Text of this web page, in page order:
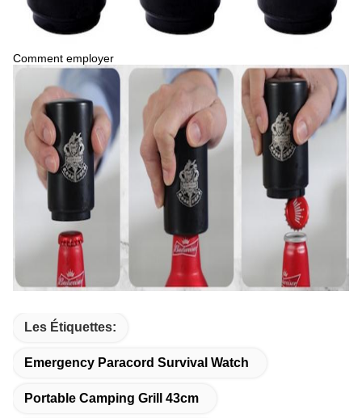
Comment employer
Les Étiquettes:
Emergency Paracord Survival Watch
Portable Camping Grill 43cm